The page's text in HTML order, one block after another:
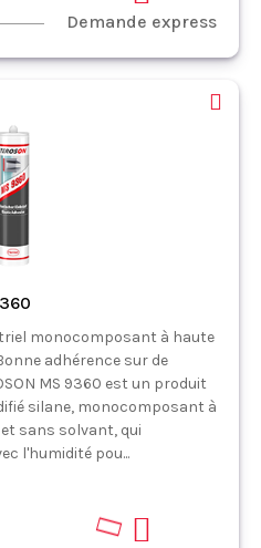
Demande express
monocomposant à haute
adhérence sur de
MS 9360 est un produit
silane, monocomposant à
sans solvant, qui
l'humidité pou...